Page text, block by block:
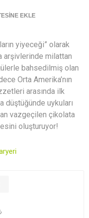
EKLE
yiyeceği” olarak
arşivlerinde milattan
bahsedilmiş olan
Orta Amerika’nın
arasında ilk
düştüğünde uykuları
vazgeçilen çikolata
oluşturuyor!